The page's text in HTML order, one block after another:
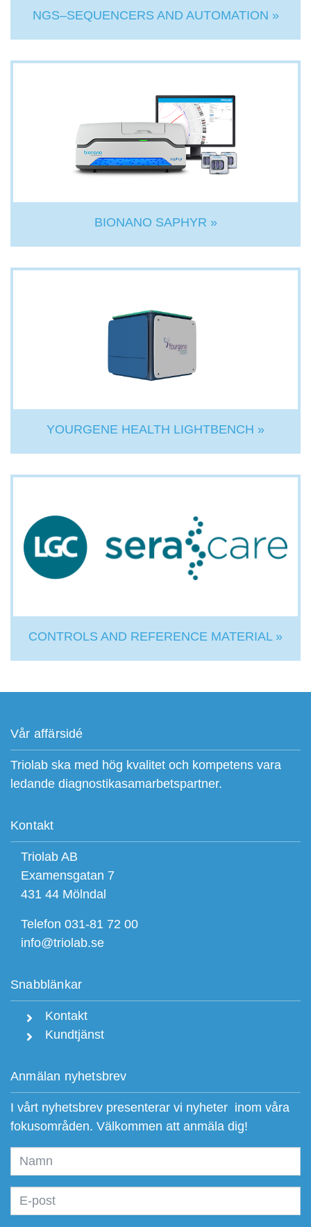
NGS–SEQUENCERS AND AUTOMATION »
BIONANO SAPHYR »
YOURGENE HEALTH LIGHTBENCH »
CONTROLS AND REFERENCE MATERIAL »
Vår affärsidé
Triolab ska med hög kvalitet och kompetens vara
ledande diagnostikasamarbetspartner.
Kontakt
Triolab AB
Examensgatan 7
431 44 Mölndal
Telefon 031-81 72 00
info@triolab.se
Snabblänkar
Kontakt
Kundtjänst
Anmälan nyhetsbrev
I vårt nyhetsbrev presenterar vi nyheter inom våra
fokusområden. Välkommen att anmäla dig!